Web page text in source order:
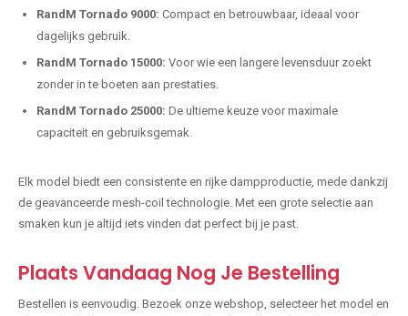
RandM Tornado 9000: Compact en betrouwbaar, ideaal voor
dagelijks gebruik.
RandM Tornado 15000: Voor wie een langere levensduur zoekt
zonder in te boeten aan prestaties.
RandM Tornado 25000: De ultieme keuze voor maximale
capaciteit en gebruiksgemak.
Elk model biedt een consistente en rijke dampproductie, mede dankzij
de geavanceerde mesh-coil technologie. Met een grote selectie aan
smaken kun je altijd iets vinden dat perfect bij je past.
Plaats Vandaag Nog Je Bestelling
Bestellen is eenvoudig. Bezoek onze webshop, selecteer het model en